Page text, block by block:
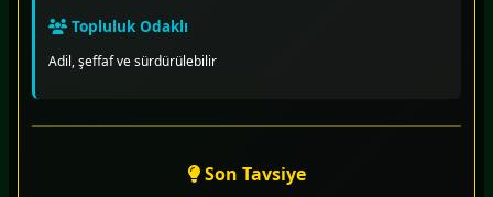
Topluluk Odaklı
Adil, şeffaf ve sürdürülebilir
Son Tavsiye